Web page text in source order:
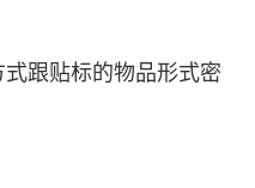
跟贴标的物品形式密